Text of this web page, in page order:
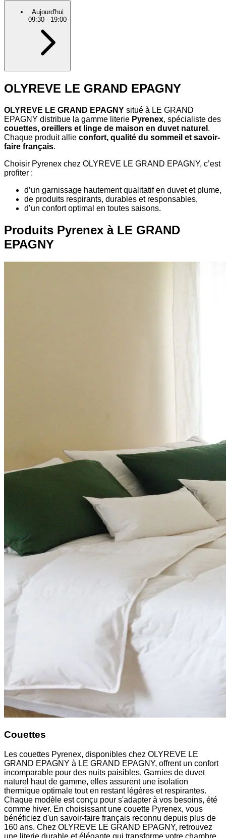
Aujourd'hui
09:30 - 19:00
OLYREVE LE GRAND EPAGNY
OLYREVE LE GRAND EPAGNY situé à LE GRAND
EPAGNY distribue la gamme literie Pyrenex, spécialiste des
couettes, oreillers et linge de maison en duvet naturel .
Chaque produit allie confort, qualité du sommeil et savoir-
faire français.
Choisir Pyrenex chez OLYREVE LE GRAND EPAGNY, c’est
profiter :
d’un garnissage hautement qualitatif en duvet et plume,
de produits respirants, durables et responsables,
d’un confort optimal en toutes saisons.
Produits Pyrenex à LE GRAND
EPAGNY
Couettes
Les couettes Pyrenex, disponibles chez OLYREVE LE
GRAND EPAGNY à LE GRAND EPAGNY, offrent un confort
incomparable pour des nuits paisibles. Garnies de duvet
naturel haut de gamme, elles assurent une isolation
thermique optimale tout en restant légères et respirantes.
Chaque modèle est conçu pour s'adapter à vos besoins, été
comme hiver. En choisissant une couette Pyrenex, vous
bénéficiez d'un savoir-faire français reconnu depuis plus de
160 ans. Chez OLYREVE LE GRAND EPAGNY, retrouvez
une literie durable et élégante qui transforme votre chambre